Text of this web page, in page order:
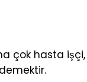
çok hasta işçi,